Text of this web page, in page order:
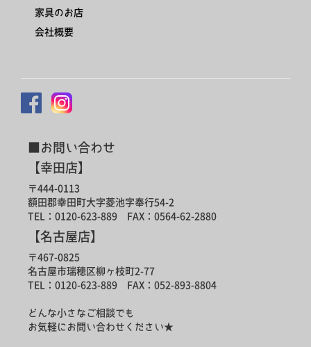
家具のお店
会社概要
■お問い合わせ
【幸田店】
〒444-0113
額田郡幸田町大字菱池字奉行54-2
TEL：0120-623-889 FAX：0564-62-2880
【名古屋店】
〒467-0825
名古屋市瑞穂区柳ヶ枝町2-77
TEL：0120-623-889 FAX：052-893-8804
どんな小さなご相談でも
お気軽にお問い合わせください★